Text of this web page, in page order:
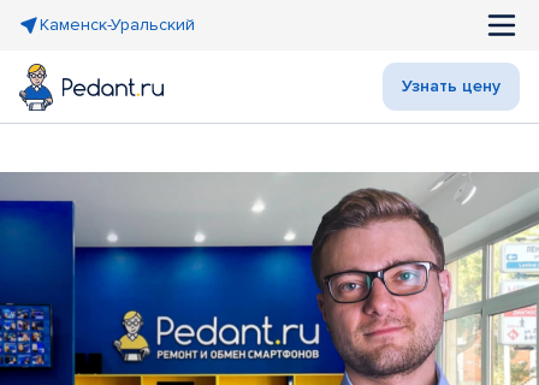
Каменск-Уральский
Узнать цену